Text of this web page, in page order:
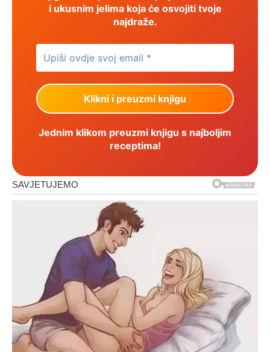
i ukusnim jelima koja će osvojiti tvoje
najdraže.
Jednim klikom preuzmi knjigu s najboljim
receptima!